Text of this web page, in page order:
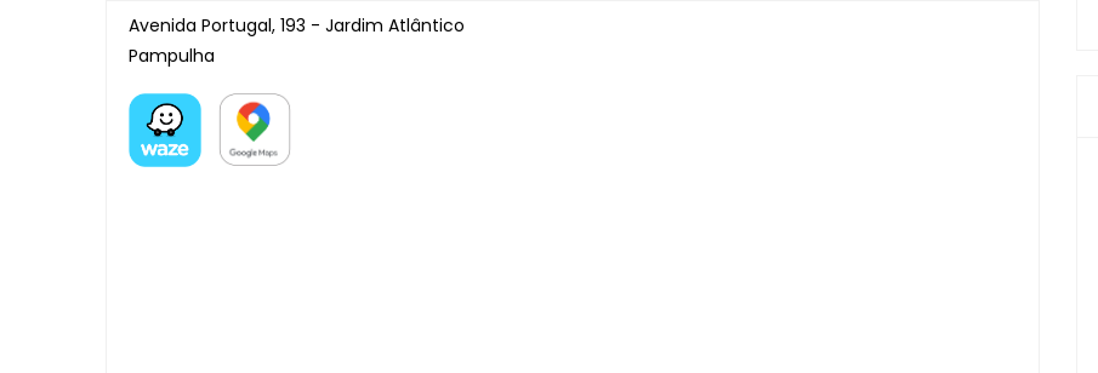
Avenida Portugal, 193 - Jardim Atlântico
Pampulha